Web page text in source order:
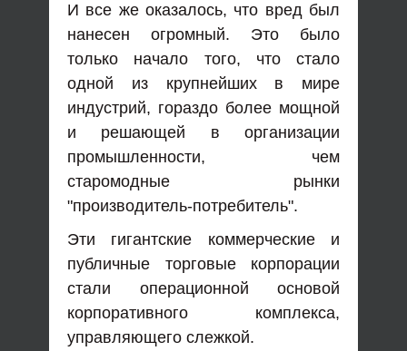
И все же оказалось, что вред был
нанесен огромный. Это было
только начало того, что стало
одной из крупнейших в мире
индустрий, гораздо более мощной
и решающей в организации
промышленности, чем
старомодные рынки
"производитель-потребитель".
Эти гигантские коммерческие и
публичные торговые корпорации
стали операционной основой
корпоративного комплекса,
управляющего слежкой.